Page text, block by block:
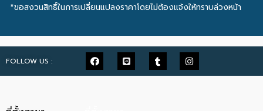
*ขอสงวนสิทธิ์ในการเปลี่ยนแปลงราคาโดยไม่ต้องแจ้งให้ทราบล่วงหน้า
FOLLOW US :